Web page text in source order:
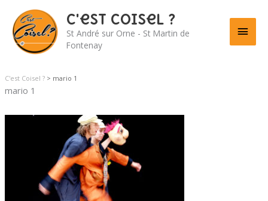
C'est Coisel ?
St André sur Orne - St Martin de
Fontenay
C'est Coisel ?> mario 1
mario 1